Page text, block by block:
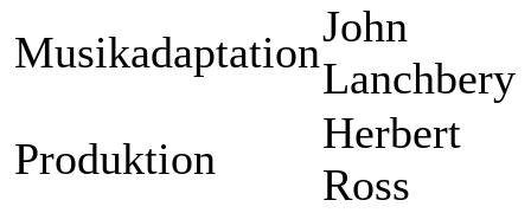
Musikadaptation
John
Lanchbery
Produktion
Herbert
Ross